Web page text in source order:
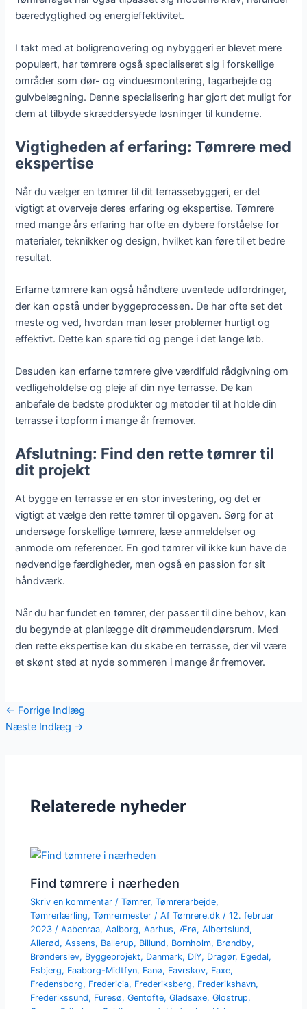
bæredygtighed og energieffektivitet.
I takt med at boligrenovering og nybyggeri er blevet mere
populært, har tømrere også specialiseret sig i forskellige
områder som dør- og vinduesmontering, tagarbejde og
gulvbelægning. Denne specialisering har gjort det muligt for
dem at tilbyde skræddersyede løsninger til kunderne.
Vigtigheden af erfaring: Tømrere med
ekspertise
Når du vælger en tømrer til dit terrassebyggeri, er det
vigtigt at overveje deres erfaring og ekspertise. Tømrere
med mange års erfaring har ofte en dybere forståelse for
materialer, teknikker og design, hvilket kan føre til et bedre
resultat.
Erfarne tømrere kan også håndtere uventede udfordringer,
der kan opstå under byggeprocessen. De har ofte set det
meste og ved, hvordan man løser problemer hurtigt og
effektivt. Dette kan spare tid og penge i det lange løb.
Desuden kan erfarne tømrere give værdifuld rådgivning om
vedligeholdelse og pleje af din nye terrasse. De kan
anbefale de bedste produkter og metoder til at holde din
terrasse i topform i mange år fremover.
Afslutning: Find den rette tømrer til
dit projekt
At bygge en terrasse er en stor investering, og det er
vigtigt at vælge den rette tømrer til opgaven. Sørg for at
undersøge forskellige tømrere, læse anmeldelser og
anmode om referencer. En god tømrer vil ikke kun have de
nødvendige færdigheder, men også en passion for sit
håndværk.
Når du har fundet en tømrer, der passer til dine behov, kan
du begynde at planlægge dit drømmeudendørsrum. Med
den rette ekspertise kan du skabe en terrasse, der vil være
et skønt sted at nyde sommeren i mange år fremover.
← Forrige Indlæg
Næste Indlæg →
Relaterede nyheder
Find tømrere i nærheden
Skriv en kommentar /Tømrer,Tømrerarbejde,
Tømrerlærling,Tømrermester / AfTømrere.dk /12. februar
2023 /Aabenraa,Aalborg,Aarhus, Ærø,Albertslund,
Allerød,Assens, Ballerup, Billund, Bornholm, Brøndby,
Brønderslev, Byggeprojekt, Danmark, DIY, Dragør, Egedal,
Esbjerg, Faaborg-Midtfyn, Fanø, Favrskov, Faxe,
Fredensborg, Fredericia, Frederiksberg, Frederikshavn,
Frederikssund, Furesø,Gentofte,Gladsaxe,Glostrup,